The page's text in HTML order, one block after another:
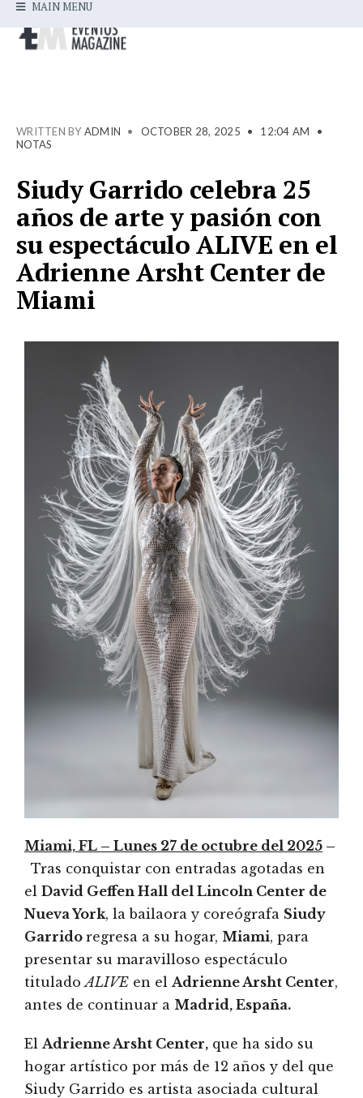
MAIN MENU
WRITTEN BY ADMIN • OCTOBER 28, 2025 • 12:04 AM
•
NOTAS
Siudy Garrido celebra 25
años de arte y pasión con
su espectáculo ALIVE en el
Adrienne Arsht Center de
Miami
Miami, FL – Lunes 27 de octubre del 2025 –
Tras conquistar con entradas agotadas en
el David Geffen Hall del Lincoln Center de
Nueva York, la bailaora y coreógrafa Siudy
Garrido regresa a su hogar, Miami, para
presentar su maravilloso espectáculo
tituladoALIVE en el Adrienne Arsht Center,
antes de continuar a Madrid, España.
El Adrienne Arsht Center, que ha sido su
hogar artístico por más de 12 años y del que
Siudy Garrido es artista asociada cultural